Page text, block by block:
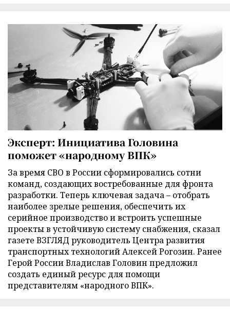
Эксперт: Инициатива Головина
поможет «народному ВПК»
За время СВО в России сформировались сотни
команд, создающих востребованные для фронта
разработки. Теперь ключевая задача – отобрать
наиболее зрелые решения, обеспечить их
серийное производство и встроить успешные
проекты в устойчивую систему снабжения, сказал
газете ВЗГЛЯД руководитель Центра развития
транспортных технологий Алексей Рогозин. Ранее
Герой России Владислав Головин предложил
создать единый ресурс для помощи
представителям «народного ВПК».